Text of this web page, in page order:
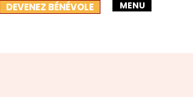
DEVENEZ BÉNÉVOLE MENU